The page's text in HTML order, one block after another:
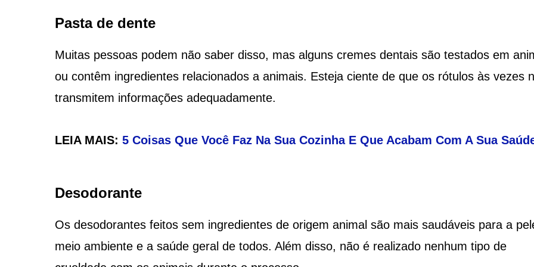
Pasta de dente
Muitas pessoas podem não saber disso, mas alguns cremes dentais são testados em
ou contêm ingredientes relacionados a animais. Esteja ciente de que os rótulos às vezes
transmitem informações adequadamente.
LEIA MAIS: 5 Coisas Que Você Faz Na Sua Cozinha E Que Acabam Com A Sua
Desodorante
Os desodorantes feitos sem ingredientes de origem animal são mais saudáveis ​​para a
meio ambiente e a saúde geral de todos. Além disso, não é realizado nenhum tipo de